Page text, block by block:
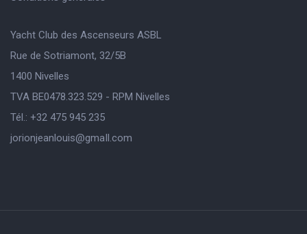
Yacht Club des Ascenseurs ASBL
Rue de Sotriamont, 32/5B
1400 Nivelles
TVA BE0478.323.529 - RPM Nivelles
Tél.: +32 475 945 235
jorionjeanlouis@gmaIl.com